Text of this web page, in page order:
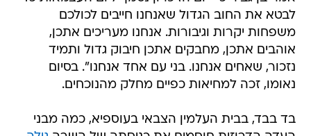
לבטא את החוב הגדול שאנחנו חייבים לכולכם
משפחות יקרות וגיבורות. אנחנו מעריכים אתכן,
אוהבים אתכן, מחבקים אתכן חיבוק גדול ותמיד
נזכור, שאחים אנחנו. בני עם אחד אנחנו". בסיום
נאומו, זכה למחיאות כפיים מחלק מהנוכחים.
בד בבד, בבית העלמין הצבאי בעוספיא, כמה מבני